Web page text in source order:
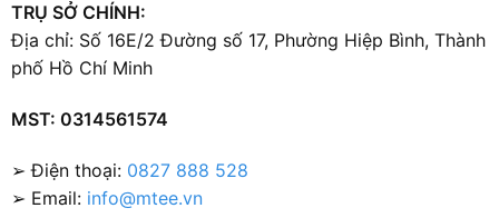
TRỤ SỞ CHÍNH:
Địa chỉ: Số 16E/2 Đường số 17, Phường Hiệp Bình, Thành
phố Hồ Chí Minh
MST: 0314561574
➢ Điện thoại: 0827 888 528
➢ Email: info@mtee.vn